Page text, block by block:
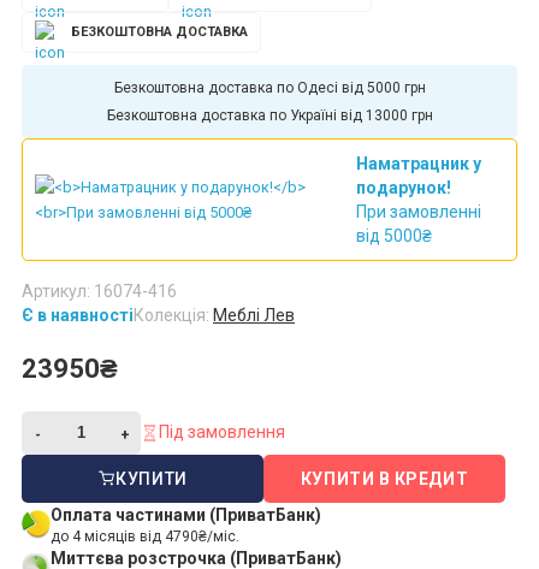
БЕЗКОШТОВНА ДОСТАВКА
Безкоштовна доставка по Харкову від 5000 грн
Безкоштовна доставка по Україні від 13000 грн
Наматрацник у
подарунок!
При замовленні
від 5000₴
Є в наявностіКолекція: Меблі Лев
Артикул: 16074-416
23950₴
Під замовлення
КУПИТИ
Оплата частинами (ПриватБанк)
до 4 місяців від 4790₴/міс.
Миттєва розстрочка (ПриватБанк)
КУПИТИ В КРЕДИТ